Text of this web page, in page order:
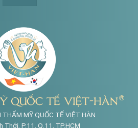
THẨM MỸ QUỐC TẾ VIỆT HÀN
Thới, P.11, Q.11, TP.HCM